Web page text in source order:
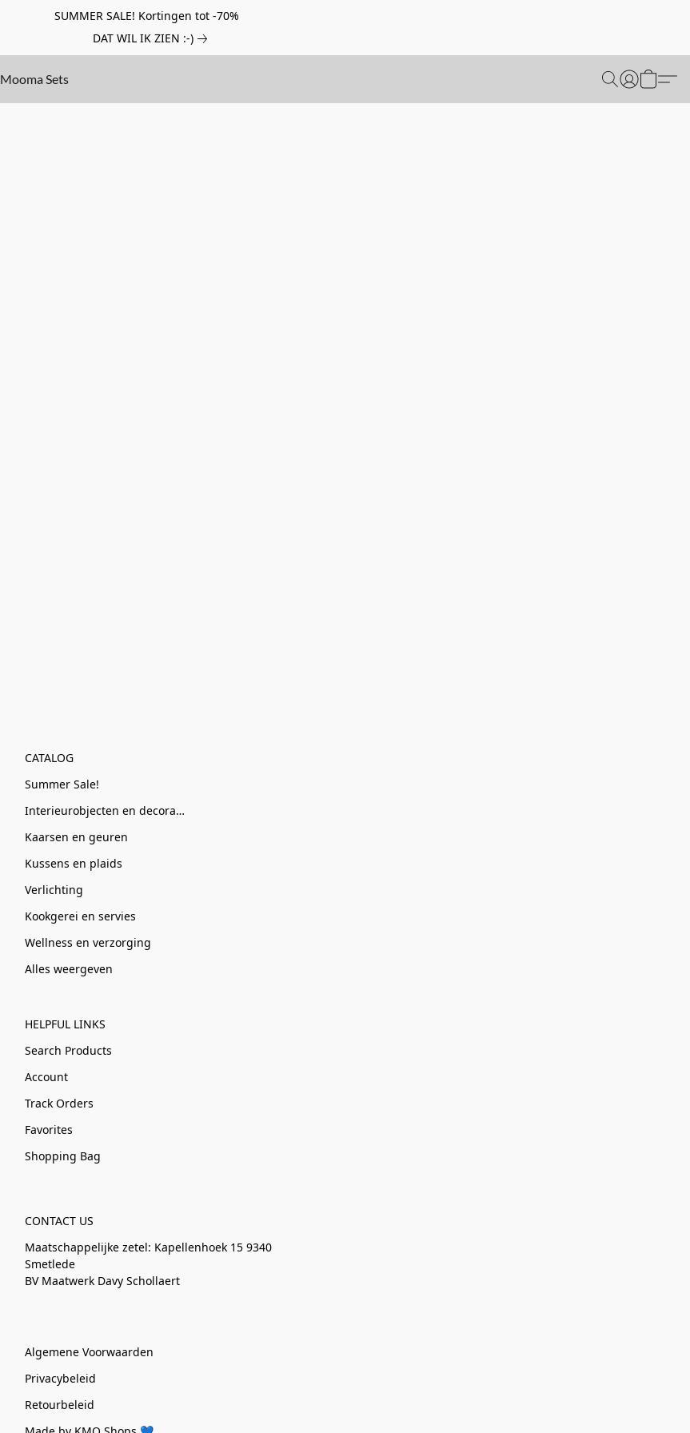
SUMMER SALE! Kortingen tot -70%
DAT WIL IK ZIEN :-)
Mooma Sets
CATALOG
Summer Sale!
Interieurobjecten en decoratie
Kaarsen en geuren
Kussens en plaids
Verlichting
Kookgerei en servies
Wellness en verzorging
Alles weergeven
HELPFUL LINKS
Search Products
Account
Track Orders
Favorites
Shopping Bag
CONTACT US
Maatschappelijke zetel: Kapellenhoek 15 9340
Smetlede
BV Maatwerk Davy Schollaert
Algemene Voorwaarden
Privacybeleid
Retourbeleid